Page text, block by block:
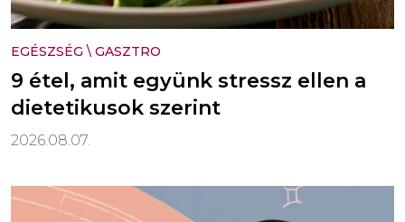
EGÉSZSÉG \ GASZTRO
9 étel, amit együnk stressz ellen a
dietetikusok szerint
2026.08.07.